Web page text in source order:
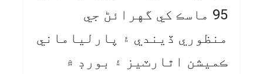
95 ماسڪ کي گهرائڻ جي
منظوري ڏيندي ۽ پارلياماني
ڪميشن اٿارٽيز ۽ بورڊ ۾